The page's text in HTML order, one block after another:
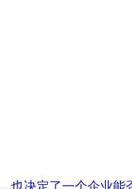
决定了一个企业